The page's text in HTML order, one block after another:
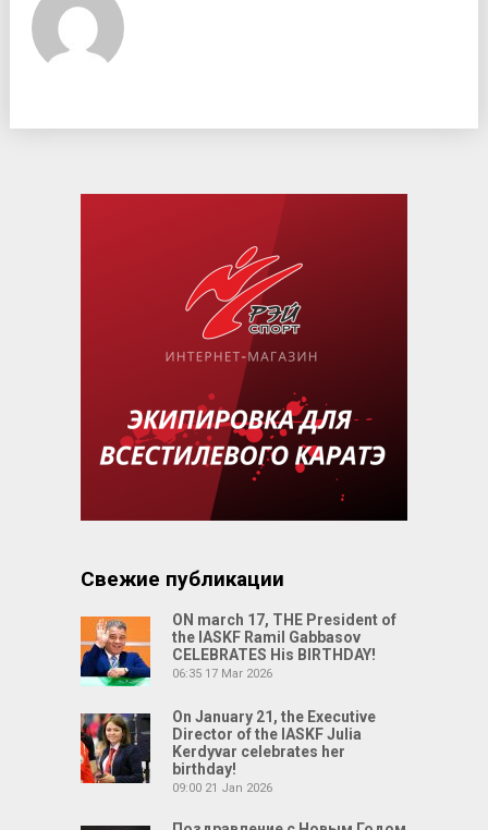
Свежие публикации
ON march 17, THE President of
the IASKF Ramil Gabbasov
CELEBRATES His BIRTHDAY!
06:35 17 Mar 2026
On January 21, the Executive
Director of the IASKF Julia
Kerdyvar celebrates her
birthday!
09:00 21 Jan 2026